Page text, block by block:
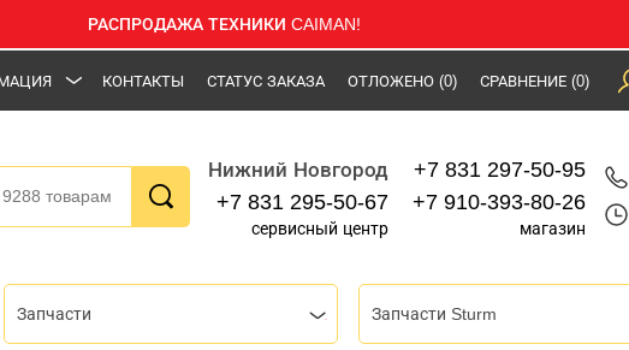
РАСПРОДАЖА ТЕХНИКИ CAIMAN!
КОНТАКТЫ СТАТУС ЗАКАЗА ОТЛОЖЕНО (0) СРАВНЕНИЕ (0)
Нижний Новгород
+7 831 295-50-67
сервисный центр
+7 831 297-50-95
+7 910-393-80-26
магазин
Запчасти Запчасти Sturm